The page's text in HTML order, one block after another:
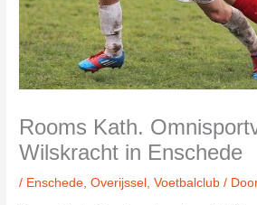
Rooms Kath.
Wilskracht in Enschede
/ Enschede ,Overijssel ,Voetbalclub /